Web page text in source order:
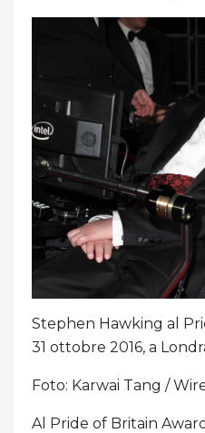
Stephen Hawking al
31 ottobre 2016, a
Foto: Karwai Tang /
Al Pride of Britain